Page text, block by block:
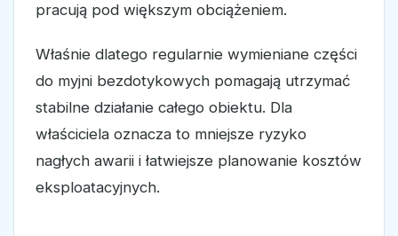
pracują pod większym obciążeniem.
Właśnie dlatego regularnie wymieniane części
do myjni bezdotykowych pomagają utrzymać
stabilne działanie całego obiektu. Dla
właściciela oznacza to mniejsze ryzyko
nagłych awarii i łatwiejsze planowanie kosztów
eksploatacyjnych.